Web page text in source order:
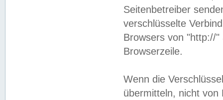
Seitenbetreiber
verschlüsselte
Browsers von "http://
Browserzeile.
Wenn die
übermitteln, nicht von